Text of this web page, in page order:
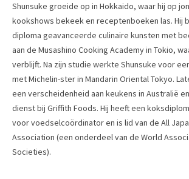
Shunsuke groeide op in Hokkaido, waar hij op
kookshows bekeek en receptenboeken las. Hij
diploma geavanceerde culinaire kunsten met
aan de Musashino Cooking Academy in Tokio,
verblijft. Na zijn studie werkte Shunsuke voor
met Michelin-ster in Mandarin Oriental Tokyo.
een verscheidenheid aan keukens in Australië
dienst bij Griffith Foods. Hij heeft een
voor voedselcoördinator en is lid van de All
Association (een onderdeel van de World
Societies).